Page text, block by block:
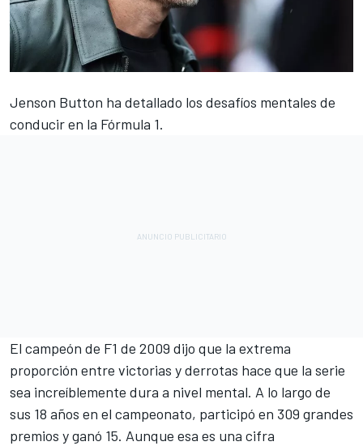
Jenson Button ha detallado los desafíos mentales de
conducir en la Fórmula 1.
El campeón de F1 de 2009 dijo que la extrema
proporción entre victorias y derrotas hace que la serie
sea increíblemente dura a nivel mental. A lo largo de
sus 18 años en el campeonato, participó en 309 grandes
premios y ganó 15. Aunque esa es una cifra